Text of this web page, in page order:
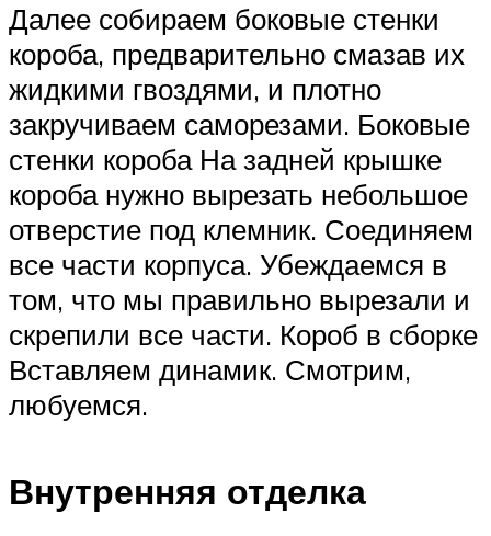
Далее собираем боковые стенки
короба, предварительно смазав их
жидкими гвоздями, и плотно
закручиваем саморезами. Боковые
стенки короба На задней крышке
короба нужно вырезать небольшое
отверстие под клемник. Соединяем
все части корпуса. Убеждаемся в
том, что мы правильно вырезали и
скрепили все части. Короб в сборке
Вставляем динамик. Смотрим,
любуемся.
Внутренняя отделка